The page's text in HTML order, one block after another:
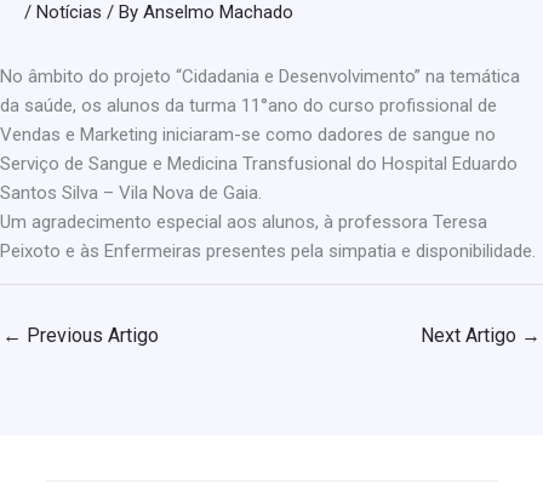
/ Notícias / By Anselmo Machado
No âmbito do projeto “Cidadania e Desenvolvimento” na temática
da saúde, os alunos da turma 11°ano do curso profissional de
Vendas e Marketing iniciaram-se como dadores de sangue no
Serviço de Sangue e Medicina Transfusional do Hospital Eduardo
Santos Silva – Vila Nova de Gaia.
Um agradecimento especial aos alunos, à professora Teresa
Peixoto e às Enfermeiras presentes pela simpatia e disponibilidade.
← Previous Artigo Next Artigo →